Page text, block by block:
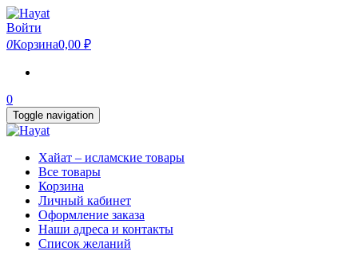
Skip
to
the
content
Войти
0Корзина0,00 ₽
0
Toggle navigation
Хайат – исламские товары
Все товары
Корзина
Личный кабинет
Оформление заказа
Наши адреса и контакты
Список желаний